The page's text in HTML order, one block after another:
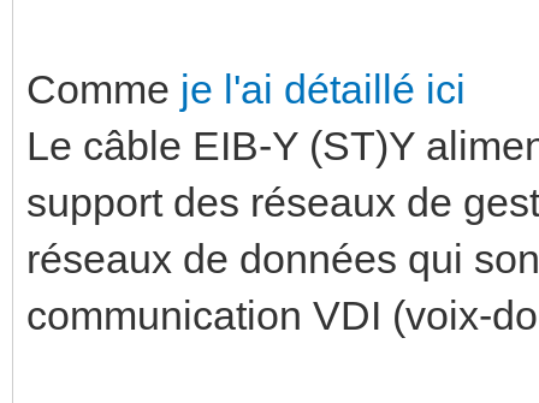
Comme je l'ai détaillé ici
Le câble EIB-Y (ST)Y
support des réseaux de
réseaux de données qui
communication VDI (voix-